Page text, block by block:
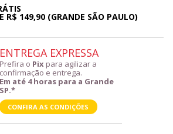
R$ 149,90 (GRANDE SÃO PAULO)
ENTREGA EXPRESSA
Prefira o Pix para agilizar a
confirmação e entrega.
Em até 4 horas para a Grande
SP.*
CONFIRA AS CONDIÇÕES